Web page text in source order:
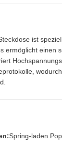
ist
ermöglicht einen
Spring-laden